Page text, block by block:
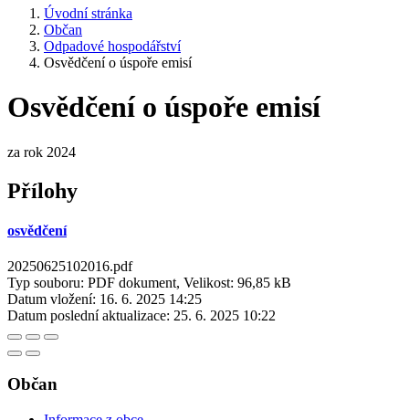
Úvodní stránka
Občan
Odpadové hospodářství
Osvědčení o úspoře emisí
Osvědčení o úspoře emisí
za rok 2024
Přílohy
osvědčení
20250625102016.pdf
Typ souboru: PDF dokument, Velikost: 96,85 kB
Datum vložení: 16. 6. 2025 14:25
Datum poslední aktualizace: 25. 6. 2025 10:22
Občan